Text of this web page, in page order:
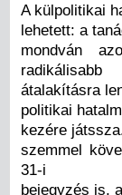
A külpolitikai
lehetett: a
mondván
radikálisabb
átalakításra
politikai
kezére
szemmel
31-i
bejegyzés is,